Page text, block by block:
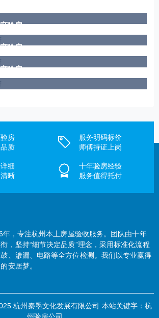
房
验房
验房
验房
房
质
服务明码标价
师傅持证上岗
细
晰
十年验房经验
服务值得托付
，专注杭州本土房屋验收服务。团队由十年
，坚持“细节决定品质”理念，采用标准化流程
、渗漏、电路等全方位检测。我们以专业赢得
安居梦。
杭州秦墨文化发展有限公司 本站关键字：杭